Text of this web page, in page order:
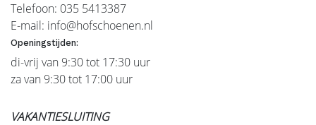
Telefoon: 035 5413387
E-mail: info@hofschoenen.nl
Openingstijden:
di-vrij van 9:30 tot 17:30 uur
za van 9:30 tot 17:00 uur
VAKANTIESLUITING